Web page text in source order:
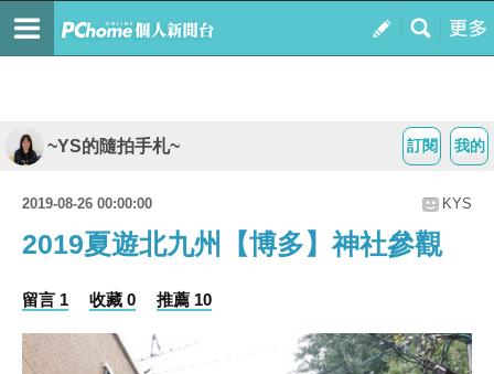
我的
訂閱
~YS的隨拍手札~
2019-08-26 00:00:00 KYS
2019夏遊北九州【博多】神社參觀
留言 1 收藏 0 推薦 10